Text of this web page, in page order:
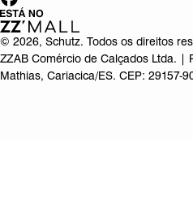
© 2026, Schutz. Todos os direitos
ZZAB Comércio de Calçados Ltda. |
Mathias, Cariacica/ES. CEP: 29157-